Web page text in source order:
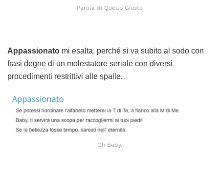
Parola di Quello Giusto
Appassionato mi esalta, perché si va subito al sodo con
frasi degne di un molestatore seriale con diversi
procedimenti restrittivi alle spalle.
Oh Baby.